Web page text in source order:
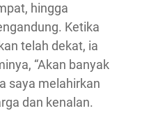
hingga
Ketika
telah dekat, ia
“Akan banyak
saya melahirkan
dan kenalan.